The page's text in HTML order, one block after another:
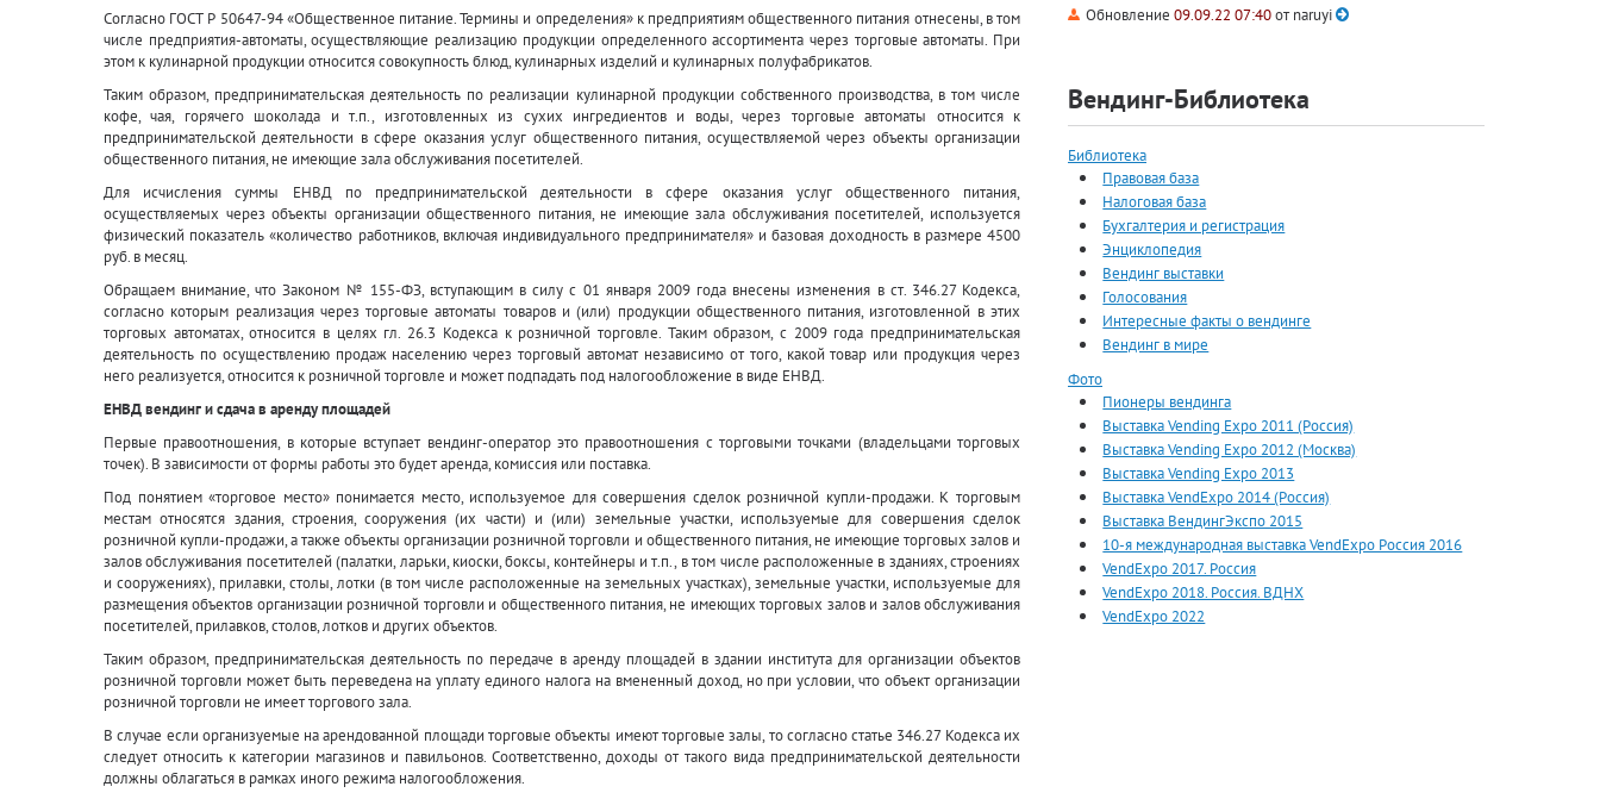
Согласно ГОСТ Р 50647-94 «Общественное питание. Термины и определения» к предприятиям общественного питания отнесены, в том
числе предприятия-автоматы, осуществляющие реализацию продукции определенного ассортимента через торговые автоматы. При
этом к кулинарной продукции относится совокупность блюд, кулинарных изделий и кулинарных полуфабрикатов.
Таким образом, предпринимательская деятельность по реализации кулинарной продукции собственного производства, в том числе
кофе, чая, горячего шоколада и т.п., изготовленных из сухих ингредиентов и воды, через торговые автоматы относится к
предпринимательской деятельности в сфере оказания услуг общественного питания, осуществляемой через объекты организации
общественного питания, не имеющие зала обслуживания посетителей.
Для исчисления суммы ЕНВД по предпринимательской деятельности в сфере оказания услуг общественного питания,
осуществляемых через объекты организации общественного питания, не имеющие зала обслуживания посетителей, используется
физический показатель «количество работников, включая индивидуального предпринимателя» и базовая доходность в размере 4500
руб. в месяц.
Обращаем внимание, что Законом № 155-ФЗ, вступающим в силу с 01 января 2009 года внесены изменения в ст. 346.27 Кодекса,
согласно которым реализация через торговые автоматы товаров и (или) продукции общественного питания, изготовленной в этих
торговых автоматах, относится в целях гл. 26.3 Кодекса к розничной торговле. Таким образом, с 2009 года предпринимательская
деятельность по осуществлению продаж населению через торговый автомат независимо от того, какой товар или продукция через
него реализуется, относится к розничной торговле и может подпадать под налогообложение в виде ЕНВД.
ЕНВД вендинг и сдача в аренду площадей
Первые правоотношения, в которые вступает вендинг-оператор это правоотношения с торговыми точками (владельцами торговых
точек). В зависимости от формы работы это будет аренда, комиссия или поставка.
Под понятием «торговое место» понимается место, используемое для совершения сделок розничной купли-продажи. К торговым
местам относятся здания, строения, сооружения (их части) и (или) земельные участки, используемые для совершения сделок
розничной купли-продажи, а также объекты организации розничной торговли и общественного питания, не имеющие торговых залов и
залов обслуживания посетителей (палатки, ларьки, киоски, боксы, контейнеры и т.п., в том числе расположенные в зданиях, строениях
и сооружениях), прилавки, столы, лотки (в том числе расположенные на земельных участках), земельные участки, используемые для
размещения объектов организации розничной торговли и общественного питания, не имеющих торговых залов и залов обслуживания
посетителей, прилавков, столов, лотков и других объектов.
Таким образом, предпринимательская деятельность по передаче в аренду площадей в здании института для организации объектов
розничной торговли может быть переведена на уплату единого налога на вмененный доход, но при условии, что объект организации
розничной торговли не имеет торгового зала.
В случае если организуемые на арендованной площади торговые объекты имеют торговые залы, то согласно статье 346.27 Кодекса их
следует относить к категории магазинов и павильонов. Соответственно, доходы от такого вида предпринимательской деятельности
должны облагаться в рамках иного режима налогообложения.
Обновление 09.09.22 07:40отnaruyi
Вендинг-Библиотека
Библиотека
Правовая база
Налоговая база
Бухгалтерия и регистрация
Энциклопедия
Вендинг выставки
Голосования
Интересные факты о вендинге
Вендинг в мире
Фото
Пионеры вендинга
Выставка Vending Expo 2011 (Россия)
Выставка Vending Expo 2012 (Москва)
Выставка Vending Expo 2013
Выставка VendExpo 2014 (Россия)
Выставка ВендингЭкспо 2015
10-я международная выставка VendExpo Россия 2016
VendExpo 2017. Россия
VendExpo 2018. Россия. ВДНХ
VendExpo 2022